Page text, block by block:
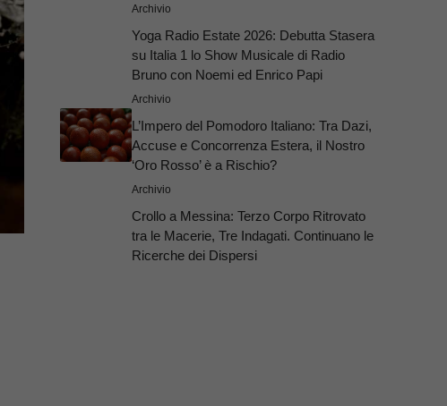
Archivio
Yoga Radio Estate 2026: Debutta Stasera
su Italia 1 lo Show Musicale di Radio
Bruno con Noemi ed Enrico Papi
Archivio
L’Impero del Pomodoro Italiano: Tra Dazi,
Accuse e Concorrenza Estera, il Nostro
‘Oro Rosso’ è a Rischio?
Archivio
Crollo a Messina: Terzo Corpo Ritrovato
tra le Macerie, Tre Indagati. Continuano le
Ricerche dei Dispersi